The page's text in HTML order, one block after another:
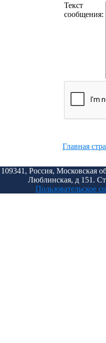
Текст
сообщения:
Главная
109341, Россия, Московская
Люблинская, д 151.
Пользовательское